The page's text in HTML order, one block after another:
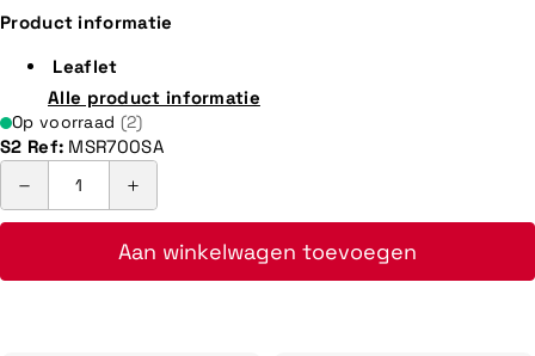
Product informatie
Leaflet
Alle product informatie
Op voorraad (2)
S2 Ref: MSR700SA
Aan winkelwagen toevoegen